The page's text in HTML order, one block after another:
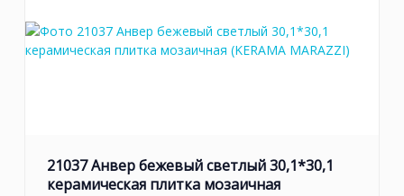
21037 Анвер бежевый светлый 30,1*30,1
керамическая плитка мозаичная